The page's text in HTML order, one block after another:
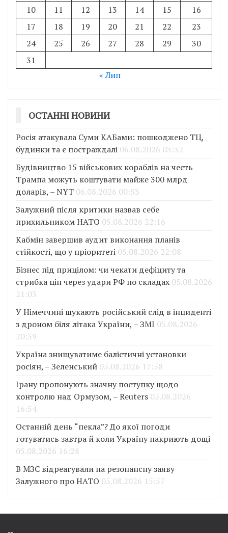
10
11 12 13 14 15
16
17
18 19 20 21 22
23
24
25 26 27 28 29
30
31
« Лип
ОСТАННІ НОВИНИ
Росія атакувала Суми КАБами: пошкоджено ТЦ,
будинки та є постраждалі 06.08.2026 03:32
Будівництво 15 військових кораблів на честь
Трампа можуть коштувати майже 300 млрд
доларів, – NYT 06.08.2026 00:53
Залужний після критики назвав себе
прихильником НАТО 05.08.2026 22:16
Кабмін завершив аудит виконання планів
стійкості, що у пріоритеті 05.08.2026 22:08
Бізнес під прицілом: чи чекати дефіциту та
стрибка цін через удари РФ по складах 05.08.2026
21:03
У Німеччині шукають російський слід в інциденті
з дроном біля літака України, – ЗМІ 05.08.2026
20:39
Україна знищуватиме балістичні установки
росіян, – Зеленський 05.08.2026 17:58
Ірану пропонують значну поступку щодо
контролю над Ормузом, – Reuters 05.08.2026
16:54
Останній день “пекла”? До якої погоди
готуватись завтра й коли Україну накриють дощі
05.08.2026 16:28
В МЗС відреагували на резонансну заяву
Залужного про НАТО 05.08.2026 15:57